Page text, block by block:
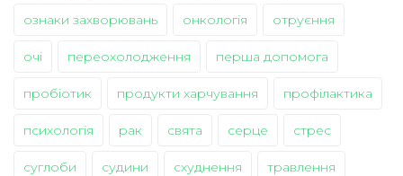
ознаки захворювань онкологія отруєння
очі переохолодження перша допомога
пробіотик продукти харчування профілактика
психологія рак свята серце стрес
суглоби судини схуднення травлення